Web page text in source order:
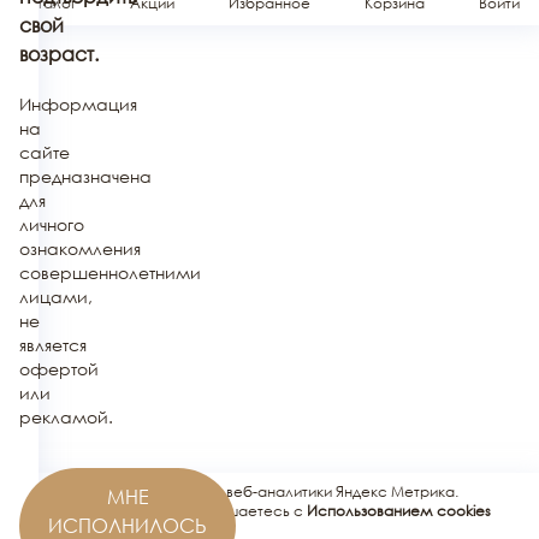
Этот сайт использует сервис веб-аналитики Яндекс Метрика.
Используя этот сайт, вы соглашаетесь с Использованием cookies
сервисов Яндекс.Метрика.
свой
возраст.
Информация
на
сайте
предназначена
для
личного
ознакомления
совершеннолетними
лицами,
не
является
офертой
или
рекламой.
МНЕ
ИСПОЛНИЛОСЬ